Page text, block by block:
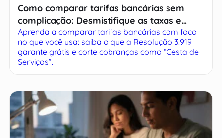
Como comparar tarifas bancárias sem
complicação: Desmistifique as taxas e
economize
Aprenda a comparar tarifas bancárias com foco
no que você usa: saiba o que a Resolução 3.919
garante grátis e corte cobranças como “Cesta de
Serviços”.